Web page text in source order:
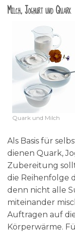
Milch, Joghurt und Quark
Quark und Milch
Als Basis für
dienen Quark,
Zubereitung
die Reihenfolge
denn nicht alle
miteinander
Auftragen auf
Körperwärme.